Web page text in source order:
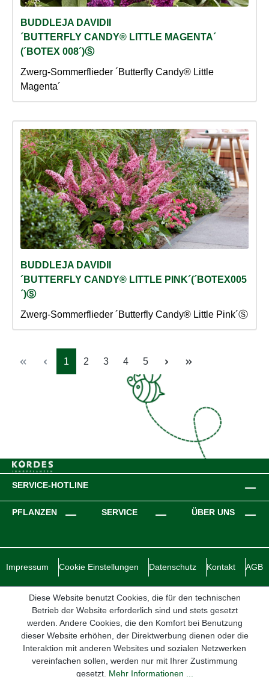
BUDDLEJA DAVIDII
´BUTTERFLY CANDY® LITTLE MAGENTA´
(´BOTEX 008´)Ⓢ
Zwerg-Sommerflieder ´Butterfly Candy® Little
Magenta´
BUDDLEJA DAVIDII
´BUTTERFLY CANDY® LITTLE PINK´(´BOTEX005
´)Ⓢ
Zwerg-Sommerflieder ´Butterfly Candy® Little Pink´Ⓢ
Seite
1 Seite
2 Seite
3 Seite
4 Seite
5
SERVICE-HOTLINE
PFLANZEN SERVICE ÜBER UNS
Impressum Cookie Einstellungen Datenschutz Kontakt AGB
Diese Website benutzt Cookies, die für den technischen
Betrieb der Website erforderlich sind und stets gesetzt
werden. Andere Cookies, die den Komfort bei Benutzung
dieser Website erhöhen, der Direktwerbung dienen oder die
Interaktion mit anderen Websites und sozialen Netzwerken
vereinfachen sollen, werden nur mit Ihrer Zustimmung
gesetzt. Mehr Informationen ...